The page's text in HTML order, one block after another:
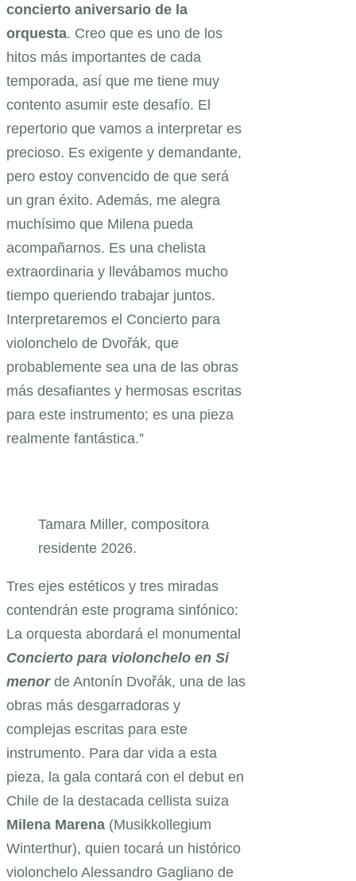
concierto aniversario de la
orquesta. Creo que es uno de los
hitos más importantes de cada
temporada, así que me tiene muy
contento asumir este desafío. El
repertorio que vamos a interpretar es
precioso. Es exigente y demandante,
pero estoy convencido de que será
un gran éxito. Además, me alegra
muchísimo que Milena pueda
acompañarnos. Es una chelista
extraordinaria y llevábamos mucho
tiempo queriendo trabajar juntos.
Interpretaremos el Concierto para
violonchelo de Dvořák, que
probablemente sea una de las obras
más desafiantes y hermosas escritas
para este instrumento; es una pieza
realmente fantástica.”
Tamara Miller, compositora
residente 2026.
Tres ejes estéticos y tres miradas
contendrán este programa sinfónico:
La orquesta abordará el monumental
Concierto para violonchelo en Si
menorde Antonín Dvořák, una de las
obras más desgarradoras y
complejas escritas para este
instrumento. Para dar vida a esta
pieza, la gala contará con el debut en
Chile de la destacada cellista suiza
Milena Marena (Musikkollegium
Winterthur), quien tocará un histórico
violonchelo Alessandro Gagliano de